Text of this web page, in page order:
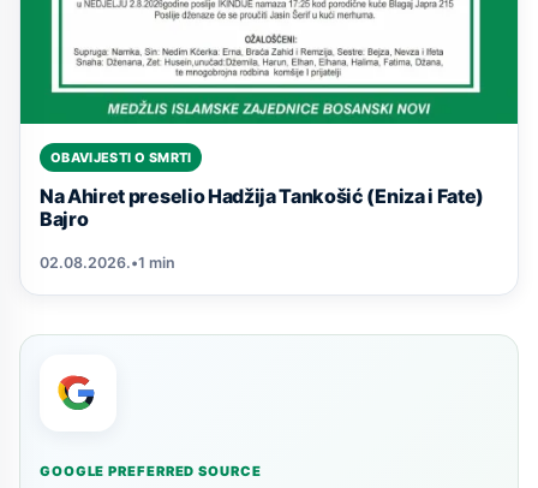
OBAVIJESTI O SMRTI
Na Ahiret preselio Hadžija Tankošić (Eniza i Fate)
Bajro
02.08.2026.•1 min
GOOGLE PREFERRED SOURCE